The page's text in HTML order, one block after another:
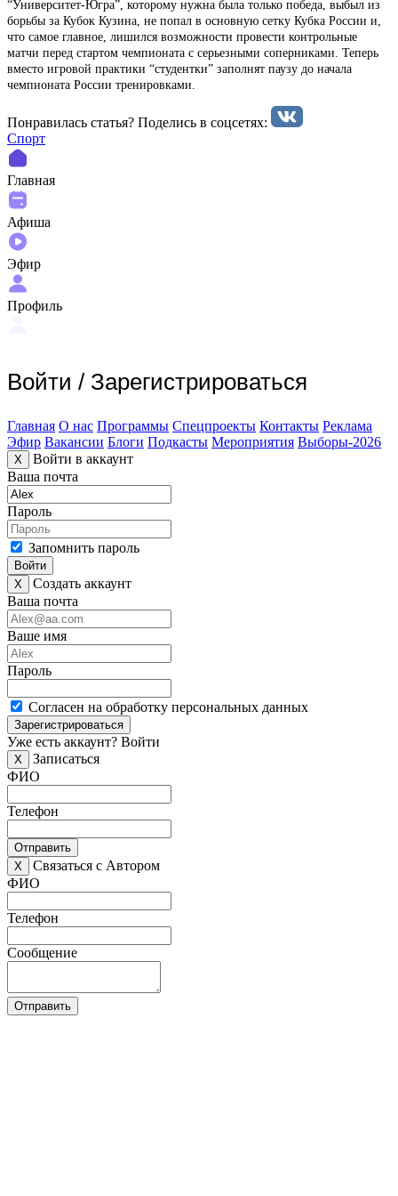
“Университет-Югра”, которому нужна была только победа, выбыл из
борьбы за Кубок Кузина, не попал в основную сетку Кубка России и,
что самое главное, лишился возможности провести контрольные
матчи перед стартом чемпионата с серьезными соперниками. Теперь
вместо игровой практики “студентки” заполнят паузу до начала
чемпионата России тренировками.
Понравилась статья? Поделиcь в соцсетях:
Спорт
Главная
Афиша
Эфир
Профиль
Войти / Зарегистрироваться
Главная О нас Программы Спецпроекты Контакты Реклама
Эфир Вакансии Блоги Подкасты Мероприятия Выборы-2026
X
Войти в аккаунт
Ваша почта
Пароль
Запомнить пароль
Войти
X
Создать аккаунт
Ваша почта
Ваше имя
Пароль
Согласен на обработку персональных данных
Зарегистрироваться
Уже есть аккаунт? Войти
X
Записаться
ФИО
Телефон
Отправить
X
Связаться с Автором
ФИО
Телефон
Сообщение
Отправить